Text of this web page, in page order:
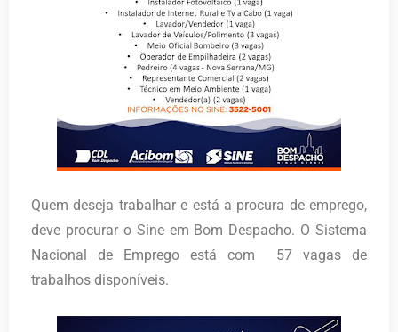
Quem deseja trabalhar e está a procura de emprego,
deve procurar o Sine em Bom Despacho. O Sistema
Nacional de Emprego está com 57 vagas de
trabalhos disponíveis.